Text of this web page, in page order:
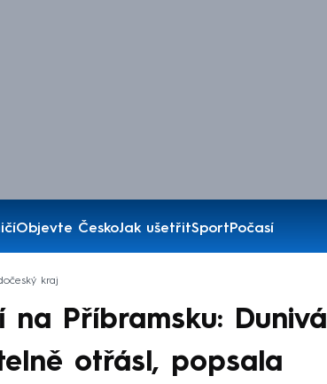
Objevte ČeskoJak ušetřitSportPočasí
kraj
na Příbramsku: Dunivá
otřásl, popsala